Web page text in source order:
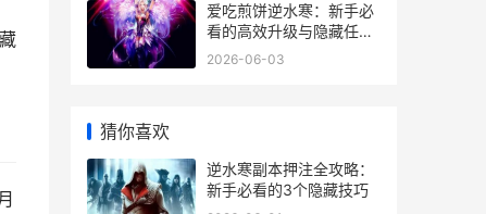
爱吃煎饼逆水寒：新手必
看的高效升级与隐藏任务
全攻略
2026-06-03
猜你喜欢
逆水寒副本押注全攻略：
新手必看的3个隐藏技巧